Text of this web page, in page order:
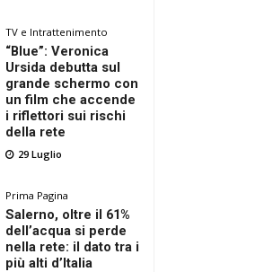
TV e Intrattenimento
“Blue”: Veronica
Ursida debutta sul
grande schermo con
un film che accende
i riflettori sui rischi
della rete
29 Luglio
Prima Pagina
Salerno, oltre il 61%
dell’acqua si perde
nella rete: il dato tra i
più alti d’Italia